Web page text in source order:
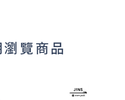
瀏覽商品